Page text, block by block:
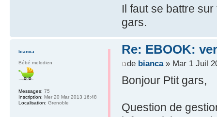
Il faut se battre
gars.
Re: EBOOK:
de bianca» Mar 1 Juil
Bonjour Ptit gars,
Question de
bianca
Bébé melodien
Messages: 75
Inscription: Mer 20 Mar 2013 16:48
Localisation: Grenoble